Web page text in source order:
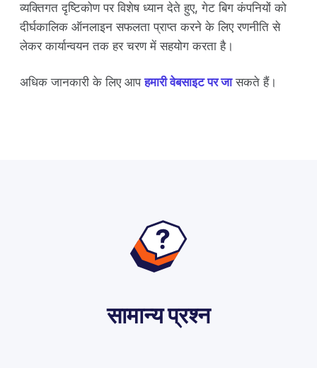
व्यक्तिगत दृष्टिकोण पर विशेष ध्यान देते हुए, गेट बिग कंपनियों को
दीर्घकालिक ऑनलाइन सफलता प्राप्त करने के लिए रणनीति से
लेकर कार्यान्वयन तक हर चरण में सहयोग करता है।
अधिक जानकारी के लिए आपहमारी वेबसाइट पर जासकते हैं।
सामान्य प्रश्न